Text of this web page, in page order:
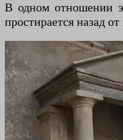
В одном отношении
простирается назад